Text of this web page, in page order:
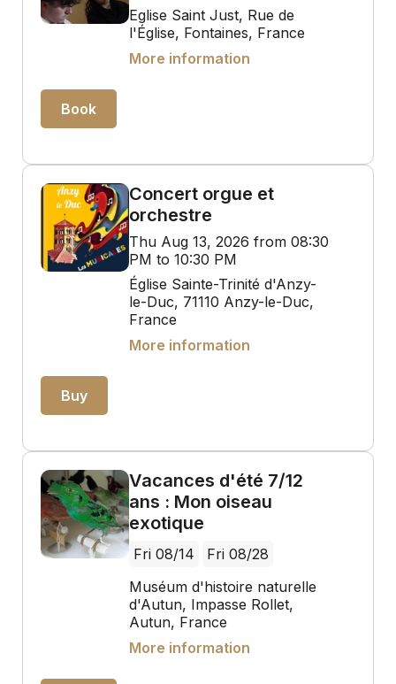
Eglise Saint Just, Rue de
l'Église, Fontaines, France
More information
Book
Concert orgue et
orchestre
Thu Aug 13, 2026 from 08:30
PM to 10:30 PM
Église Sainte-Trinité d'Anzy-
le-Duc, 71110 Anzy-le-Duc,
France
More information
Buy
Vacances d'été 7/12
ans : Mon oiseau
exotique
Fri 08/14
Fri 08/28
Muséum d'histoire naturelle
d'Autun, Impasse Rollet,
Autun, France
More information